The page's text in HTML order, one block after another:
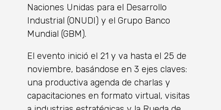
Naciones Unidas para el Desarrollo
Industrial (ONUDI) y el Grupo Banco
Mundial (GBM).
El evento inició el 21 y va hasta el 25 de
noviembre, basándose en 3 ejes claves:
una productiva agenda de charlas y
capacitaciones en formato virtual, visitas